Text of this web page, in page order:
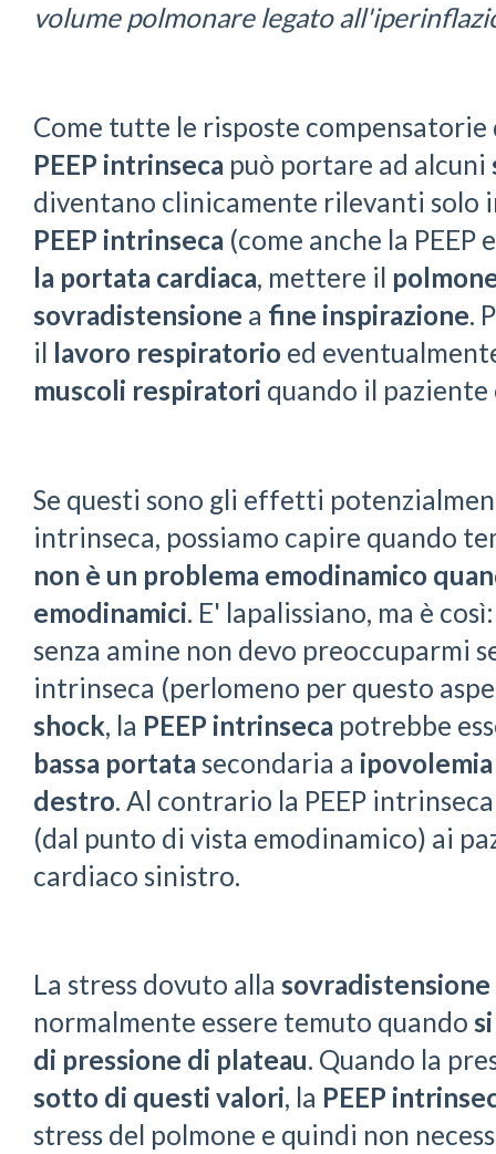
volume polmonare legato
Come tutte le risposte compensatorie
PEEP intrinseca può portare ad alcuni
diventano clinicamente rilevanti solo
PEEP intrinseca (come anche la
la portata cardiaca, mettere il
sovradistensione a fine inspirazione.
il lavoro respiratorio ed
muscoli respiratori quando il
Se questi sono gli effetti
intrinseca, possiamo capire quando
non è un problema emodinamico
emodinamici. E' lapalissiano, ma è
senza amine non devo preoccuparmi
intrinseca (perlomeno per questo
shock, la PEEP intrinseca potrebbe
bassa portata secondaria a ipovolemia
destro. Al contrario la PEEP
(dal punto di vista emodinamico) ai
cardiaco sinistro.
La stress dovuto alla
normalmente essere temuto quando
di pressione di plateau. Quando la
sotto di questi valori, la PEEP
stress del polmone e quindi non